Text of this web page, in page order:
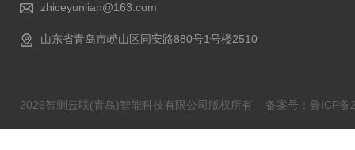
zhiceyunlian@163.com
山东省青岛市崂山区同安路880号1号楼2510
2026智测云联(青岛)智能科技有限公司版权所有 备案号：鲁ICP